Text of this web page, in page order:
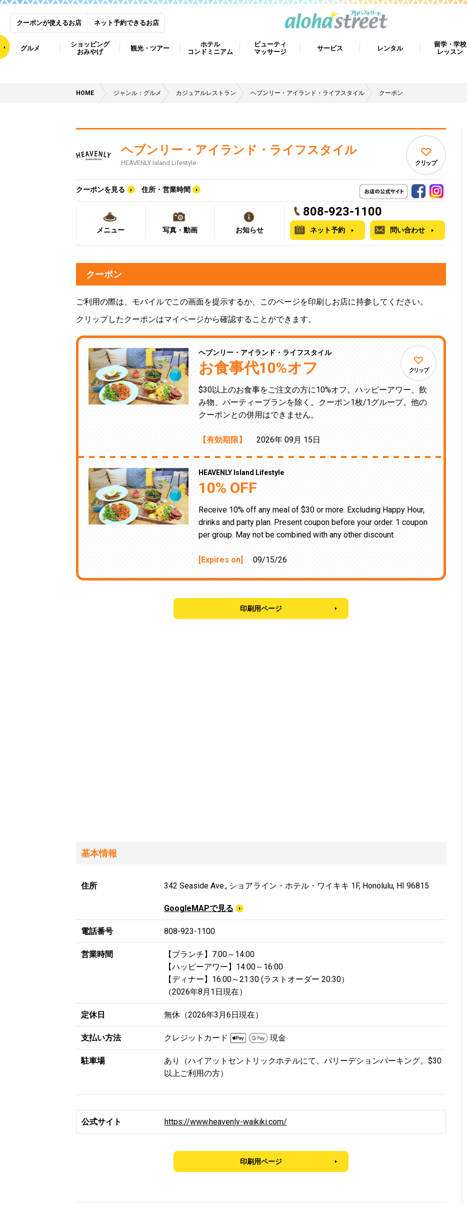
クーポンが使えるお店 ネット予約できるお店
グルメ
ショッピング
おみやげ
観光・ツアー
ホテル
コンドミニアム
ビューティ
マッサージ
サービス レンタル
留学・学校
レッスン
HOME ジャンル：グルメ カジュアルレストラン ヘブンリー・アイランド・ライフスタイル クーポン
ヘブンリー・アイランド・ライフスタイル
HEAVENLY Island Lifestyle
クーポンを見る 住所・営業時間
クリップ
メニュー 写真・動画 お知らせ
808-923-1100
ネット予約 問い合わせ
クーポン
ご利用の際は、モバイルでこの画面を提示するか、このページを印刷しお店に持参してください。
クリップしたクーポンはマイページから確認することができます。
クリップ
ヘブンリー・アイランド・ライフスタイル
お食事代10%オフ
$30以上のお食事をご注文の方に10%オフ。ハッピーアワー、飲
み物、パーティープランを除く。クーポン1枚/1グループ。他の
クーポンとの併用はできません。
【有効期限】 2026年 09月 15日
HEAVENLY Island Lifestyle
10% OFF
Receive 10% off any meal of $30 or more. Excluding Happy Hour,
drinks and party plan. Present coupon before your order. 1 coupon
per group. May not be combined with any other discount.
[Expires on] 09/15/26
印刷用ページ
基本情報
住所 342 Seaside Ave., ショアライン・ホテル・ワイキキ 1F, Honolulu, HI 96815
GoogleMAPで見る
電話番号 808-923-1100
営業時間
【ブランチ】7:00～14:00
【ハッピーアワー】14:00～16:00
【ディナー】16:00～21:30 (ラストオーダー 20:30）
（2026年8月1日現在）
定休日 無休（2026年3月6日現在）
支払い方法 クレジットカード 現金
駐車場
あり（ハイアットセントリックホテルにて、バリーデションパーキング。$30
以上ご利用の方）
公式サイト https://www.heavenly-waikiki.com/
印刷用ページ